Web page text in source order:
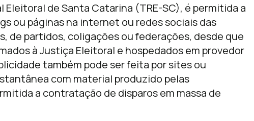
Eleitoral de Santa Catarina (TRE-SC), é permitida a
ou páginas na internet ou redes sociais das
de partidos, coligações ou federações, desde que
à Justiça Eleitoral e hospedados em provedor
também pode ser feita por sites ou
com material produzido pelas
a contratação de disparos em massa de